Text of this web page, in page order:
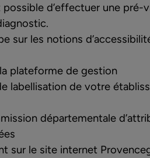
d’effectuer une
sur les notions
plateforme de gestion
labellisation de votre
départementale
sur le site internet